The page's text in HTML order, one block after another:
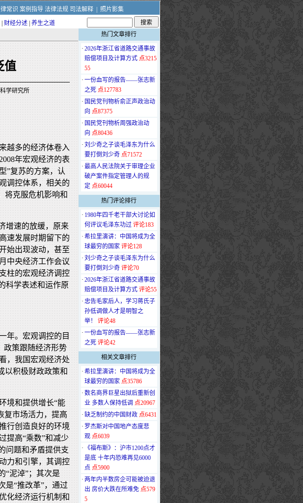
常识 案例指导 法律法规 司法解释|
照片影集
财经分述 养生之道
值
学研究所
越多的经济体卷入
年宏观经济的表
”复苏的方案，认
调控体系，相关的
将克服危机影响和
增速的放缓，原来
速发展时期留下的
始出现波动，甚至
中央经济工作会议
柱的宏观经济调控
科学表述和运作原
年。宏观调控的目
政策跟随经济形势
，我国宏观经济处
以积极财政政策和
境和提供增长“能
复市场活力，提高
行创造良好的环境
提高“乘数”和减少
问题和矛盾提供支
力和引擎，其调控
“泥淖”；其次是
是“推改革”，通过
化经济运行机制和
热门文章排行
· 2026年浙江省道路交通事故
赔偿项目及计算方式 点3215
55
· 一份血写的报告——张志新
之死 点127783
· 国民党刊物析俞正声政治动
向 点87375
· 国民党刊物析周强政治动
向 点80436
· 刘少奇之子谈毛泽东为什么
要打倒刘少奇 点71572
· 最高人民法院关于审理企业
破产案件指定管理人的规
定 点60044
热门评论排行
· 1980年四千老干部大讨论如
何评议毛泽东功过 评论183
· 希拉里演讲：中国将成为全
球最穷的国家 评论128
· 刘少奇之子谈毛泽东为什么
要打倒刘少奇 评论70
· 2026年浙江省道路交通事故
赔偿项目及计算方式 评论55
· 忠告毛家后人，学习蒋氏子
孙低调做人才是明智之
举！
评论48
· 一份血写的报告——张志新
之死 评论42
相关文章排行
· 希拉里演讲：中国将成为全
球最穷的国家 点35786
· 数名商界巨星出狱后重新创
业 多数人保持低调 点20967
· 缺乏制约的中国财政 点6431
· 罗杰斯对中国地产态度悲
观 点6039
·
《福布斯》：沪市1200点才
是底 十年内恐难再见6000
点 点5900
· 两年内半数房企可能被迫退
出 房价大跌在所难免 点579
5